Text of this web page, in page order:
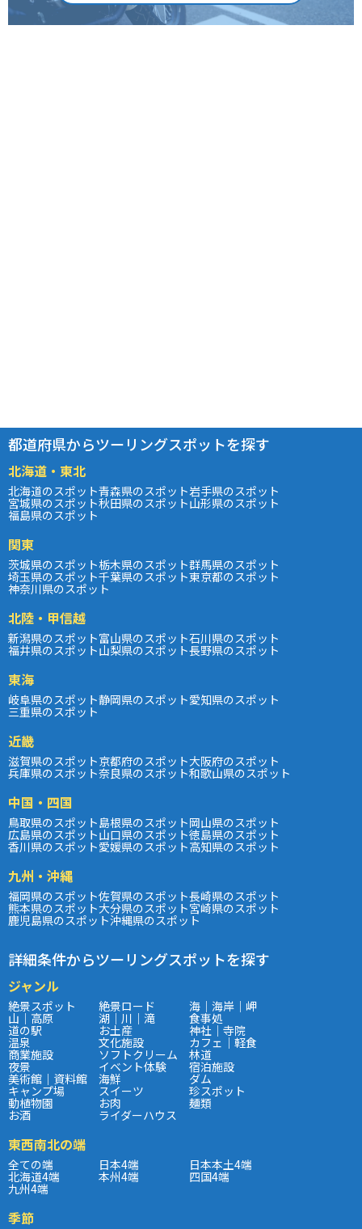
都道府県からツーリングスポットを探す
北海道・東北
北海道のスポット青森県のスポット岩手県のスポット
宮城県のスポット秋田県のスポット山形県のスポット
福島県のスポット
関東
茨城県のスポット栃木県のスポット群馬県のスポット
埼玉県のスポット千葉県のスポット東京都のスポット
神奈川県のスポット
北陸・甲信越
新潟県のスポット富山県のスポット石川県のスポット
福井県のスポット山梨県のスポット長野県のスポット
東海
岐阜県のスポット静岡県のスポット愛知県のスポット
三重県のスポット
近畿
滋賀県のスポット京都府のスポット大阪府のスポット
兵庫県のスポット奈良県のスポット和歌山県のスポット
中国・四国
鳥取県のスポット島根県のスポット岡山県のスポット
広島県のスポット山口県のスポット徳島県のスポット
香川県のスポット愛媛県のスポット高知県のスポット
九州・沖縄
福岡県のスポット佐賀県のスポット長崎県のスポット
熊本県のスポット大分県のスポット宮崎県のスポット
鹿児島県のスポット沖縄県のスポット
詳細条件からツーリングスポットを探す
ジャンル
絶景スポット 絶景ロード 海｜海岸｜岬
山｜高原 湖｜川｜滝 食事処
道の駅 お土産 神社｜寺院
温泉 文化施設 カフェ｜軽食
商業施設 ソフトクリーム 林道
夜景 イベント体験 宿泊施設
美術館｜資料館 海鮮 ダム
キャンプ場 スイーツ 珍スポット
動植物園 お肉 麺類
お酒 ライダーハウス
東西南北の端
全ての端 日本4端 日本本土4端
北海道4端 本州4端 四国4端
九州4端
季節